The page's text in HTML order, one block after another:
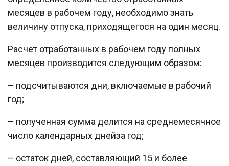
месяцев в рабочем году, необходимо знать
величину отпуска, приходящегося на один месяц.
Расчет отработанных в рабочем году полных
месяцев производится следующим образом:
– подсчитываются дни, включаемые в рабочий
год;
– полученная сумма делится на среднемесячное
число календарных днейза год;
– остаток дней, составляющий 15 и более